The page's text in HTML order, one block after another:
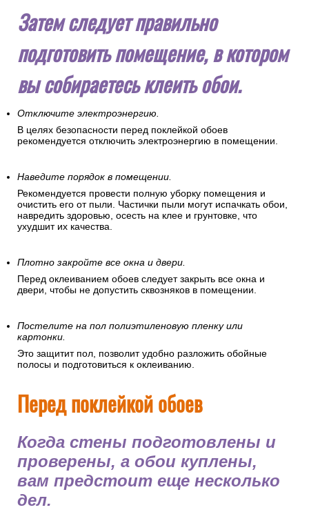
Затем следует правильно
подготовить помещение, в котором
вы собираетесь клеить обои.
Отключите электроэнергию.
В целях безопасности перед поклейкой обоев
рекомендуется отключить электроэнергию в помещении.
Наведите порядок в помещении.
Рекомендуется провести полную уборку помещения и
очистить его от пыли. Частички пыли могут испачкать обои,
навредить здоровью, осесть на клее и грунтовке, что
ухудшит их качества.
Плотно закройте все окна и двери.
Перед оклеиванием обоев следует закрыть все окна и
двери, чтобы не допустить сквозняков в помещении.
Постелите на пол полиэтиленовую пленку или
картонки.
Это защитит пол, позволит удобно разложить обойные
полосы и подготовиться к оклеиванию.
Перед поклейкой обоев
Когда стены подготовлены и
проверены, а обои куплены,
вам предстоит еще несколько
дел.